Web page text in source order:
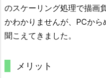
のスケーリング処理で描画
かわかりませんが、PCか
聞こえてきました。
メリット